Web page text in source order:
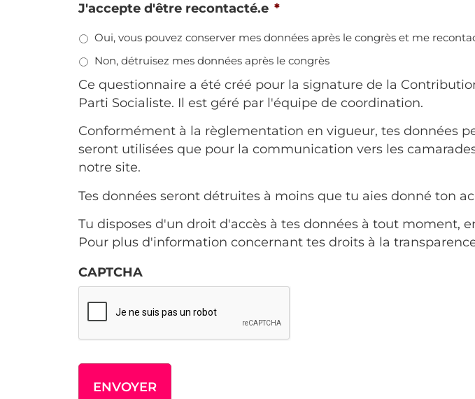
J'accepte d'être recontacté.e *
Oui, vous pouvez conserver mes données après le congrès et me
Non, détruisez mes données après le congrès
Ce questionnaire a été créé pour la signature de la
Parti Socialiste. Il est géré par l'équipe de coordination.
Conformément à la règlementation en vigueur, tes données
seront utilisées que pour la communication vers les
notre site.
Tes données seront détruites à moins que tu aies donné ton
Tu disposes d'un droit d'accès à tes données à tout moment,
Pour plus d'information concernant tes droits à la
CAPTCHA